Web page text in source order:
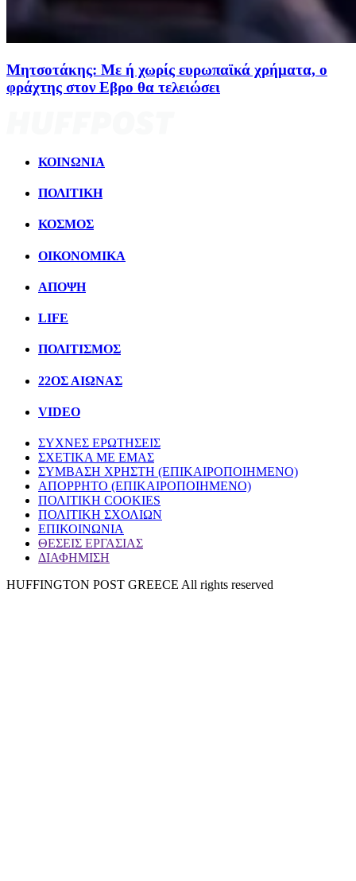
Μητσοτάκης: Με ή χωρίς ευρωπαϊκά χρήματα, ο
φράχτης στον Εβρο θα τελειώσει
ΚΟΙΝΩΝΙΑ
ΠΟΛΙΤΙΚΗ
ΚΟΣΜΟΣ
ΟΙΚΟΝΟΜΙΚΑ
ΑΠΟΨΗ
LIFE
ΠΟΛΙΤIΣΜΟΣ
22ΟΣ ΑΙΩΝΑΣ
VIDEO
ΣΥΧΝΕΣ ΕΡΩΤΗΣΕΙΣ
ΣΧΕΤΙΚΑ ΜΕ ΕΜΑΣ
ΣΥΜΒΑΣΗ ΧΡΗΣΤΗ (ΕΠΙΚΑΙΡΟΠΟΙΗΜΕΝΟ)
ΑΠΟΡΡΗΤΟ (ΕΠΙΚΑΙΡΟΠΟΙΗΜΕΝΟ)
ΠΟΛΙΤΙΚΗ COOKIES
ΠΟΛΙΤΙΚΗ ΣΧΟΛΙΩΝ
ΕΠΙΚΟΙΝΩΝΙΑ
ΘΕΣΕΙΣ ΕΡΓΑΣΙΑΣ
ΔΙΑΦΗΜΙΣΗ
HUFFINGTON POST GREECE All rights reserved